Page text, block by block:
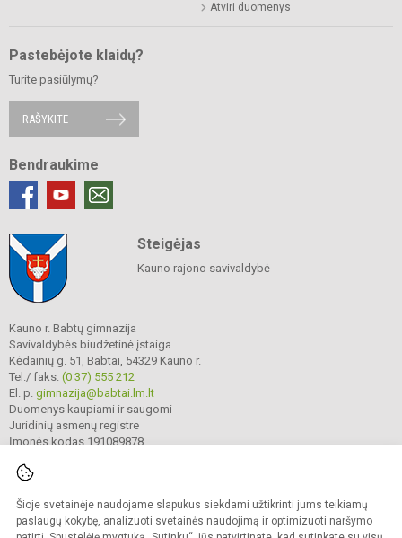
Šioje svetainėje naudojame slapukus siekdami užtikrinti jums teikiamų
paslaugų kokybę, analizuoti svetainės naudojimą ir optimizuoti naršymo
Atviri duomenys
Pastebėjote klaidų?
Turite pasiūlymų?
RAŠYKITE
Bendraukime
Steigėjas
Kauno rajono savivaldybė
Kauno r. Babtų gimnazija
Savivaldybės biudžetinė įstaiga
Kėdainių g. 51, Babtai, 54329 Kauno r.
Tel./ faks. (0 37) 555 212
El. p. gimnazija@babtai.lm.lt
Duomenys kaupiami ir saugomi
Juridinių asmenų registre
Įmonės kodas 191089878
© 2025. Kauno r. Babtų gimnazija. Visos teisės saugomos.
Kopijuoti turinį be raštiško gimnazijos sutikimo griežtai draudžiama.